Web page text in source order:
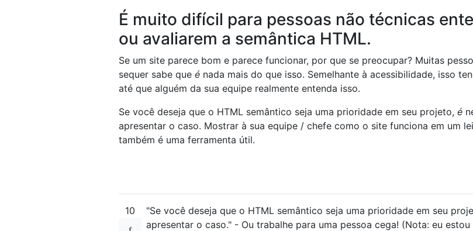
É muito difícil para pessoas não técnicas
ou avaliarem a semântica HTML.
Se um site parece bom e parece funcionar, por que se preocupar? Muitas
sequer sabe que é nada mais do que isso. Semelhante à acessibilidade, isso
até que alguém da sua equipe realmente entenda isso.
Se você deseja que o HTML semântico seja uma prioridade em seu projeto, é
apresentar o caso. Mostrar à sua equipe / chefe como o site funciona em um
também é uma ferramenta útil.
10 "Se você deseja que o HTML semântico seja uma prioridade em seu
apresentar o caso." - Ou trabalhe para uma pessoa cega! (Nota: eu estou